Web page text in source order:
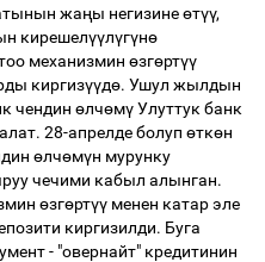
жаңы негизинеөтүү,
кирешелүүлүгүнө
механизмин өзгөртүү
киргизүүдө. Ушул жылдын
чендин өлчөмүУлуттук банк
28-апрелде болуп өткөн
өлчөмүн мурунку
чечими кабыл алынган.
өзгөртүү менен катар эле
киргизилди. Буга
- "овернайт" кредитинин